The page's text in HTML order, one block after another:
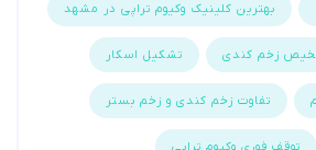
بهترین کلینیک وکیوم تراپی در مشهد
زخم کندی تشکیل اسکار
تفاوت زخم کندی و زخم بستر
توقف فوری وکیوم تراپی